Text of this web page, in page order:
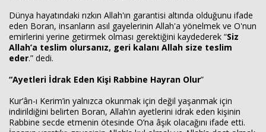
Dünya hayatındaki rızkın Allah'ın garantisi altında olduğunu ifade
eden Boran, insanların asıl gayelerinin Allah'a yönelmek ve O'nun
emirlerini yerine getirmek olması gerektiğini kaydederek “Siz
Allah’a teslim olursanız, geri kalanı Allah size teslim
eder.” dedi.
“Ayetleri İdrak Eden Kişi Rabbine Hayran Olur”
Kur’ân-ı Kerim’in yalnızca okunmak için değil yaşanmak için
indirildiğini belirten Boran, Allah’ın ayetlerini idrak eden kişinin
Rabbine secde etmenin ötesinde O’na âşık olacağını ifade etti.